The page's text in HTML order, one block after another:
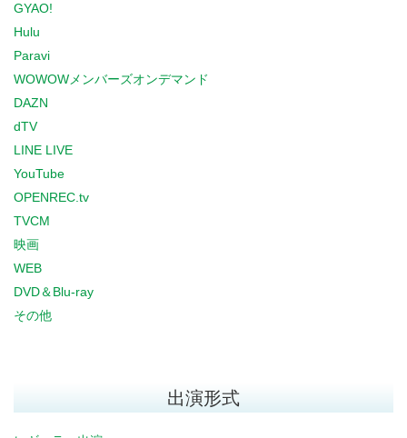
GYAO!
Hulu
Paravi
WOWOWメンバーズオンデマンド
DAZN
dTV
LINE LIVE
YouTube
OPENREC.tv
TVCM
映画
WEB
DVD＆Blu-ray
その他
出演形式